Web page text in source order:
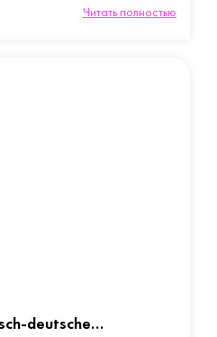
Читать полностью
deutsche…